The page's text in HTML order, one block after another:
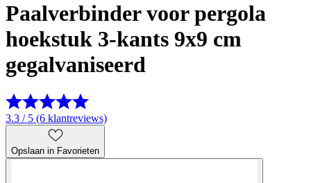
Paalverbinder voor pergola
hoekstuk 3-kants 9x9 cm
gegalvaniseerd
3.3 / 5 (6 klantreviews)
Opslaan in Favorieten